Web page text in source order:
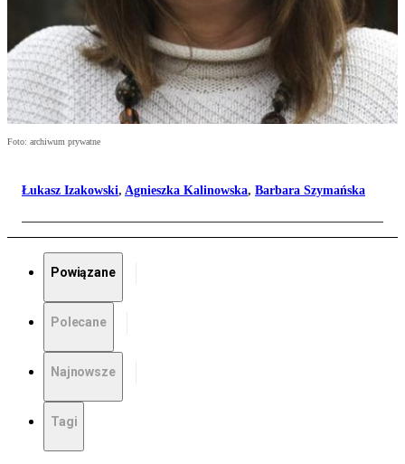
Foto: archiwum prywatne
Łukasz Izakowski, Agnieszka Kalinowska, Barbara Szymańska
Powiązane
Polecane
Najnowsze
Tagi